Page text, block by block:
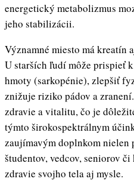
energetický metabolizmus
jeho stabilizácii.
Významné miesto má
U starších ľudí môže prispieť
hmoty (sarkopénie), zlepšiť
znižuje riziko pádov a
zdravie a vitalitu, čo je
týmto širokospektrálnym
zaujímavým doplnkom nielen
študentov, vedcov, seniorov
zdravie svojho tela aj mysle.